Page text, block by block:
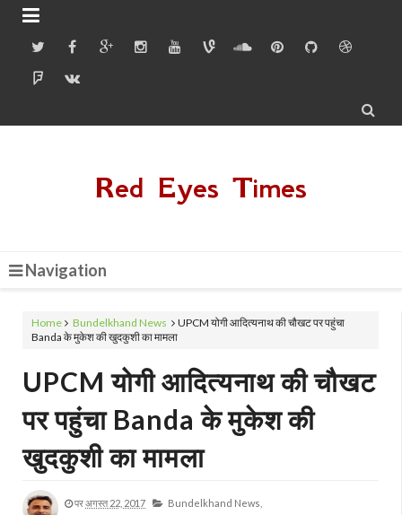


Red Eyes Times
Navigation
Home Bundelkhand News
UPCM योगी आदित्यनाथ की चौखट पर पहुंचा
Banda के मुकेश की खुदकुशी का मामला
UPCM योगी आदित्यनाथ की चौखट
पर पहुंचा Banda के मुकेश की
खुदकुशी का मामला
परअगस्त 22, 2017 Bundelkhand News,